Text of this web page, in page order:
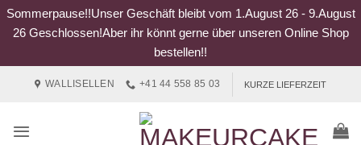
Sommerpause!!Unser Geschäft bleibt vom 1.August 26 - 9.August
26 Geschlossen!Aber ihr könnt gerne über unseren Online Shop
bestellen!!
WALLISELLEN +41 44 558 85 03 KURZE LIEFERZEIT